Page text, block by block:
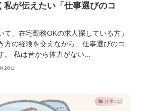
私が伝えたい「仕事選びのコ
て、在宅勤務OKの求人探している方」
方の経験を交えながら、仕事選びのコ
。 私は昔から体力がない...
20日
仕事の話